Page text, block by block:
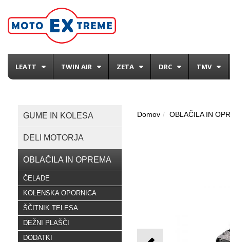
LEATT TWIN AIR ZETA DRC TMV
GUME IN KOLESA
DELI MOTORJA
OBLAČILA IN OPREMA
ČELADE
KOLENSKA OPORNICA
ŠČITNIK TELESA
DEŽNI PLAŠČI
DODATKI
Domov OBLAČILA IN